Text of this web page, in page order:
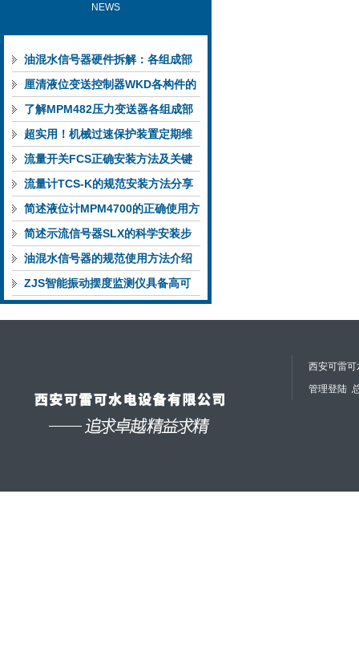
NEWS
油混水信号器硬件拆解：各组成部
件的功能特点与性能指标
厘清液位变送控制器WKD各构件的
功能特性稳定完成液位监测
了解MPM482压力变送器各组成部
件功能特点有助于提升选型合理性
超实用！机械过速保护装置定期维
护保养方法大汇总
流量开关FCS正确安装方法及关键
要点专业分享
流量计TCS-K的规范安装方法分享
简述液位计MPM4700的正确使用方
法
简述示流信号器SLX的科学安装步
骤
油混水信号器的规范使用方法介绍
ZJS智能振动摆度监测仪具备高可
靠性与自诊断能力
西安可雷
管理登陆